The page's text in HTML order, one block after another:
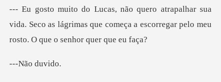
sua
vida. Seco as lágrimas que começa a escorreg
o duv